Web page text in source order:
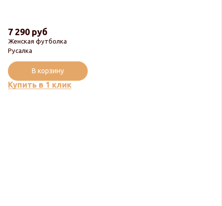
Женская футболка
Русалка
7 290 руб
Купить в 1 клик
В корзину